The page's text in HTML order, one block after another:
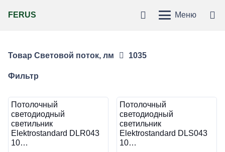
FERUS Меню
Товар Световой поток, лм 1035
Фильтр
Потолочный
светодиодный
светильник
Elektrostandard DLR043
10…
Потолочный
светодиодный
светильник
Elektrostandard DLS043
10…